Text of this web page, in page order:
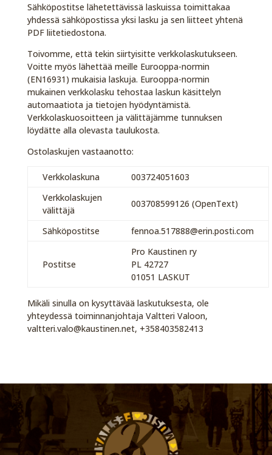
Sähköpostitse lähetettävissä laskuissa toimittakaa
yhdessä sähköpostissa yksi lasku ja sen liitteet yhtenä
PDF liitetiedostona.
Toivomme, että tekin siirtyisitte verkkolaskutukseen.
Voitte myös lähettää meille Eurooppa-normin
(EN16931) mukaisia laskuja. Eurooppa-normin
mukainen verkkolasku tehostaa laskun käsittelyn
automaatiota ja tietojen hyödyntämistä.
Verkkolaskuosoitteen ja välittäjämme tunnuksen
löydätte alla olevasta taulukosta.
Ostolaskujen vastaanotto:
Verkkolaskuna
003724051603
Verkkolaskujen
välittäjä
003708599126 (OpenText)
Sähköpostitse fennoa.517888@erin.posti.com
Postitse
Pro Kaustinen ry
PL 42727
01051 LASKUT
Mikäli sinulla on kysyttävää laskutuksesta, ole
yhteydessä toiminnanjohtaja Valtteri Valoon,
valtteri.valo@kaustinen.net, +358403582413